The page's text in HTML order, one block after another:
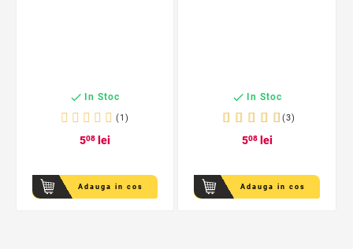
 In Stoc
(1)
508lei
Adauga in cos
 In Stoc
(3)
508lei
Adauga in cos